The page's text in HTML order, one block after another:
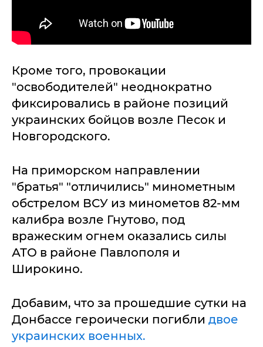
Кроме того, провокации
"освободителей" неоднократно
фиксировались в районе позиций
украинских бойцов возле Песок и
Новгородского.
На приморском направлении
"братья" "отличились" минометным
обстрелом ВСУ из минометов 82-мм
калибра возле Гнутово, под
вражеским огнем оказались силы
АТО в районе Павлополя и
Широкино.
Добавим, что за прошедшие сутки на
Донбассе героически погибли двое
украинских военных.